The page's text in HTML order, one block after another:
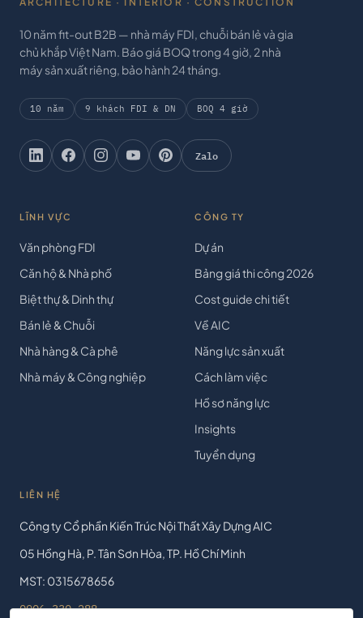
10 năm fit-out B2B — nhà máy FDI, chuỗi bán lẻ và gia
chủ khắp Việt Nam. Báo giá BOQ trong 4 giờ, 2 nhà
máy sản xuất riêng, bảo hành 24 tháng.
10 năm 9 khách FDI & DN BOQ 4 giờ
Zalo
LĨNH VỰC
Văn phòng FDI
Căn hộ & Nhà phố
Biệt thự & Dinh thự
Bán lẻ & Chuỗi
Nhà hàng & Cà phê
Nhà máy & Công nghiệp
CÔNG TY
Dự án
Bảng giá thi công 2026
Cost guide chi tiết
Về AIC
Năng lực sản xuất
Cách làm việc
Hồ sơ năng lực
Insights
Tuyển dụng
LIÊN HỆ
Công ty Cổ phần Kiến Trúc Nội Thất Xây Dựng AIC
05 Hồng Hà, P. Tân Sơn Hòa, TP. Hồ Chí Minh
MST: 0315678656
0906 330 288